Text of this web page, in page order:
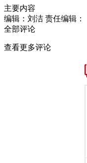
主要内容
编辑：刘洁 责任编辑：
全部评论
查看更多评论